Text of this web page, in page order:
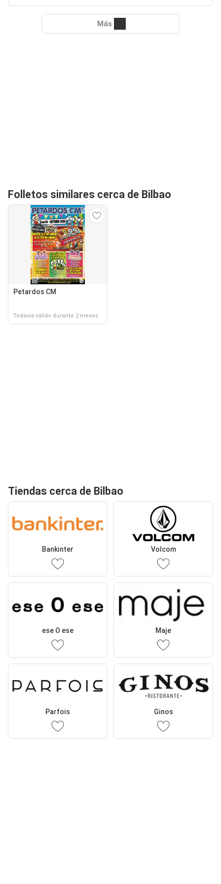
Más
Folletos similares cerca de Bilbao
Petardos CM
Todavía válido durante 2 meses
Tiendas cerca de Bilbao
Bankinter Volcom
ese O ese Maje
Parfois Ginos